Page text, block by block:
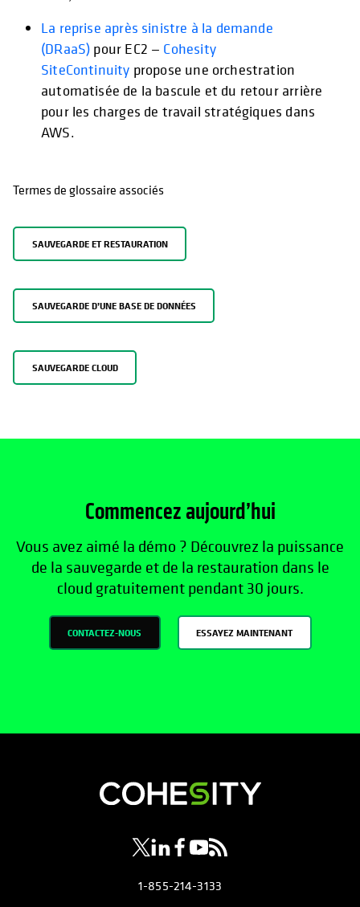
La reprise après sinistre à la demande
(DRaaS) pour EC2 — Cohesity
SiteContinuity propose une orchestration
automatisée de la bascule et du retour arrière
pour les charges de travail stratégiques dans
AWS.
Termes de glossaire associés
SAUVEGARDE ET RESTAURATION
SAUVEGARDE D’UNE BASE DE DONNÉES
SAUVEGARDE CLOUD
Commencez aujourd’hui
Vous avez aimé la démo ? Découvrez la puissance
de la sauvegarde et de la restauration dans le
cloud gratuitement pendant 30 jours.
CONTACTEZ-NOUS ESSAYEZ MAINTENANT
s’ouvre dans un nouvel onglet
s’ouvre dans un nouvel onglet
s’ouvre dans un nouvel onglet
s’ouvre dans un nouvel
s’ouvre dans un nouvel
1-855-214-3133